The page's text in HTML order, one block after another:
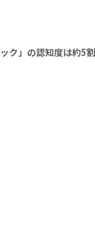
ク」の認知度は約5割